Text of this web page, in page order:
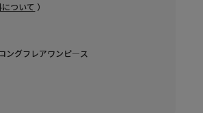
ついて ）
ングフレアワンピ―ス